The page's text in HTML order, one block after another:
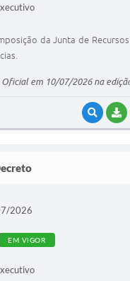
da Junta de Recursos
em 10/07/2026 na
2026
EM VIGOR